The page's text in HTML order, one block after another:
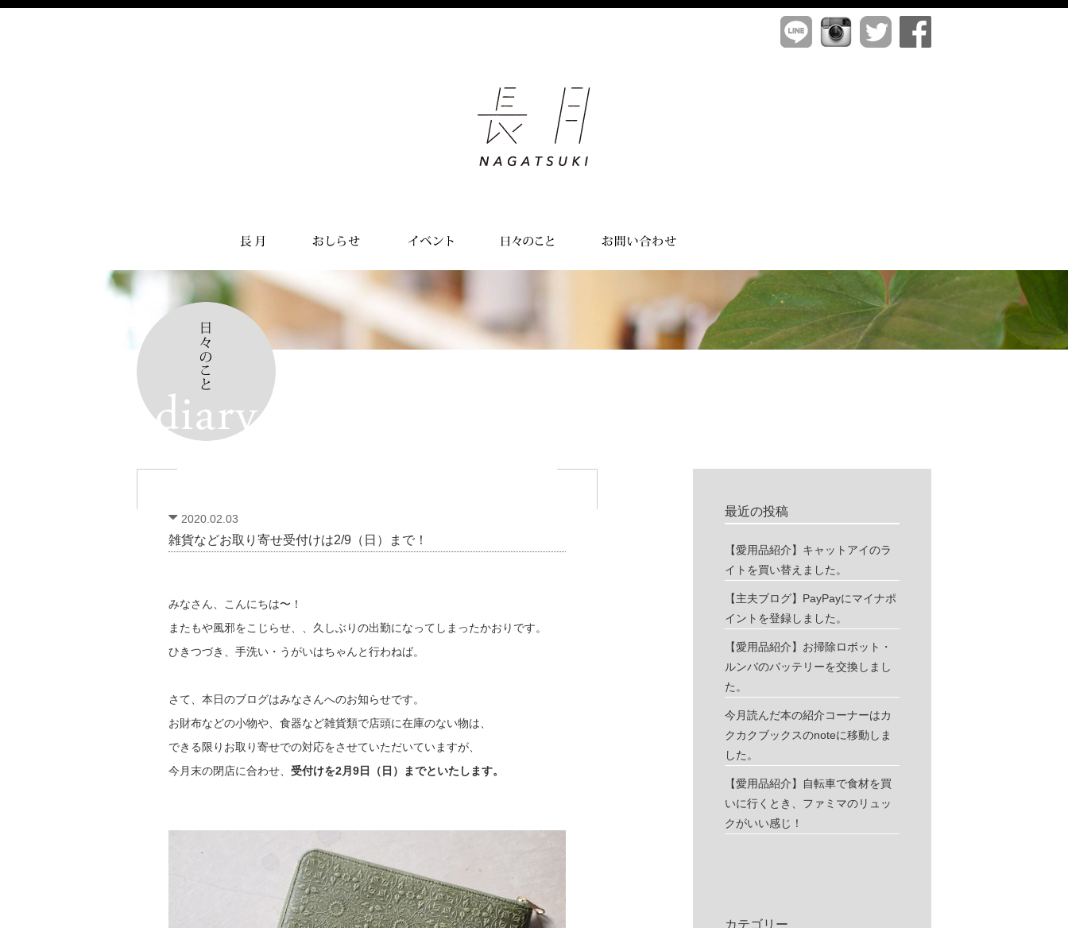
2020.02.03
雑貨などお取り寄せ受付けは2/9（日）まで！
みなさん、こんにちは〜！
またもや風邪をこじらせ、、久しぶりの出勤になってしまったかおりです。
ひきつづき、手洗い・うがいはちゃんと行わねば。
さて、本日のブログはみなさんへのお知らせです。
お財布などの小物や、食器など雑貨類で店頭に在庫のない物は、
できる限りお取り寄せでの対応をさせていただいていますが、
今月末の閉店に合わせ、 受付けを2月9日（日）までといたします。
最近の投稿
【愛用品紹介】キャットアイのラ
イトを買い替えました。
【主夫ブログ】PayPayにマイナポ
イントを登録しました。
【愛用品紹介】お掃除ロボット・
ルンバのバッテリーを交換しまし
た。
今月読んだ本の紹介コーナーはカ
クカクブックスのnoteに移動しま
した。
【愛用品紹介】自転車で食材を買
いに行くとき、ファミマのリュッ
クがいい感じ！
カテゴリー